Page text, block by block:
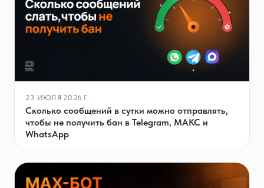
23 ИЮЛЯ 2026 Г.
Сколько сообщений в сутки можно отправлять,
чтобы не получить бан в Telegram, МАКС и
WhatsApp